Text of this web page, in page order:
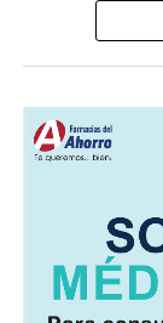
Lejos de
movilizó a
ubicar tanto al
Minutos
abandonado
la colonia San
autoridades